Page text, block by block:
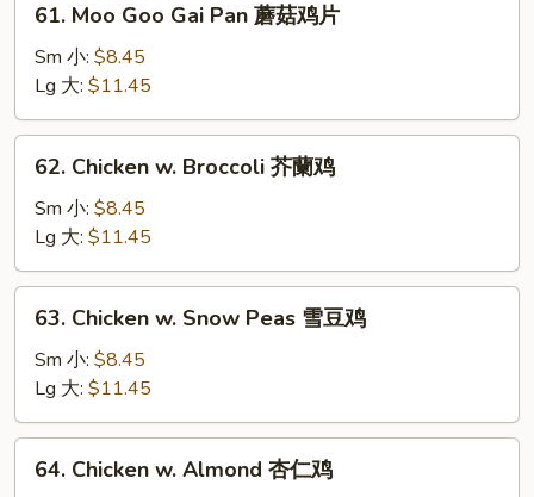
Moo
Goo
Gai
Pan
蘑
61. Moo Goo Gai Pan 蘑菇鸡片
Sm 小: $8.45
Lg 大: $11.45
Chicken
Broccoli
芥
蘭
62. Chicken w. Broccoli 芥蘭鸡
Sm 小: $8.45
Lg 大: $11.45
Chicken
Snow
Peas
雪
63. Chicken w. Snow Peas 雪豆鸡
Sm 小: $8.45
Lg 大: $11.45
Chicken
64. Chicken w. Almond 杏仁鸡